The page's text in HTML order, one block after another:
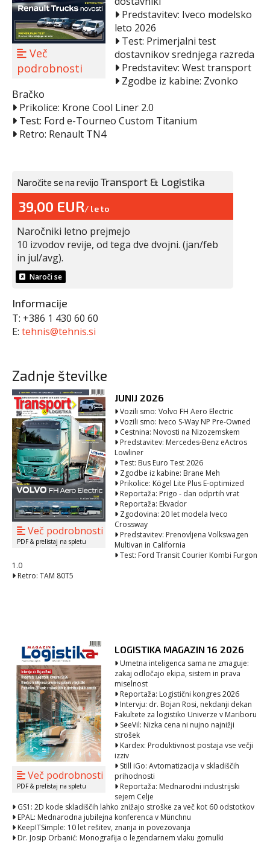
Več
podrobnosti
Predstavitev: Iveco modelsko
leto 2026
Test: Primerjalni test
dostavnikov srednjega razreda
Predstavitev: West transport
Zgodbe iz kabine: Zvonko
Bračko
Prikolice: Krone Cool Liner 2.0
Test: Ford e-Tourneo Custom Titanium
Retro: Renault TN4
Naročite se na revijo Transport & Logistika
39,00 EUR/leto
Naročniki letno prejmejo
10 izvodov revije, od tega dve dvojni. (jan/feb
in jul/avg).
Naroči se
Informacije
T: +386 1 430 60 60
E: tehnis@tehnis.si
Zadnje številke
Več podrobnosti
PDF & prelistaj na spletu
JUNIJ 2026
Vozili smo: Volvo FH Aero Electric
Vozili smo: Iveco S-Way NP Pre-Owned
Cestnina: Novosti na Nizozemskem
Predstavitev: Mercedes-Benz eActros
Lowliner
Test: Bus Euro Test 2026
Zgodbe iz kabine: Brane Meh
Prikolice: Kögel Lite Plus E-optimized
Reportaža: Prigo - dan odprtih vrat
Reportaža: Ekvador
Zgodovina: 20 let modela Iveco
Crossway
Predstavitev: Prenovljena Volkswagen
Multivan in California
Test: Ford Transit Courier Kombi Furgon
1.0
Retro: TAM 80T5
Več podrobnosti
PDF & prelistaj na spletu
LOGISTIKA MAGAZIN 16 2026
Umetna inteligenca sama ne zmaguje:
zakaj odločajo ekipa, sistem in prava
miselnost
Reportaža: Logistični kongres 2026
Intervju: dr. Bojan Rosi, nekdanji dekan
Fakultete za logistiko Univerze v Mariboru
SeeVil: Nizka cena ni nujno najnižji
strošek
Kardex: Produktivnost postaja vse večji
izziv
Still iGo: Avtomatizacija v skladiščih
prihodnosti
Reportaža: Mednarodni industrijski
sejem Celje
GS1: 2D kode skladiščih lahko znižajo stroške za več kot 60 odstotkov
EPAL: Mednarodna jubilejna konferenca v Münchnu
KeepITSimple: 10 let rešitev, znanja in povezovanja
Dr. Josip Orbanić: Monografija o legendarnem vlaku gomulki